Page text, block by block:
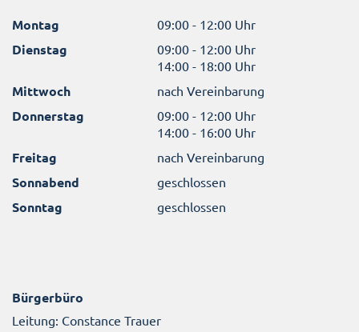
Montag 09:00 - 12:00 Uhr
Dienstag
09:00 - 12:00 Uhr
14:00 - 18:00 Uhr
Mittwoch nach Vereinbarung
Donnerstag
09:00 - 12:00 Uhr
14:00 - 16:00 Uhr
Freitag nach Vereinbarung
Sonnabend geschlossen
Sonntag geschlossen
Bürgerbüro
Leitung: Constance Trauer